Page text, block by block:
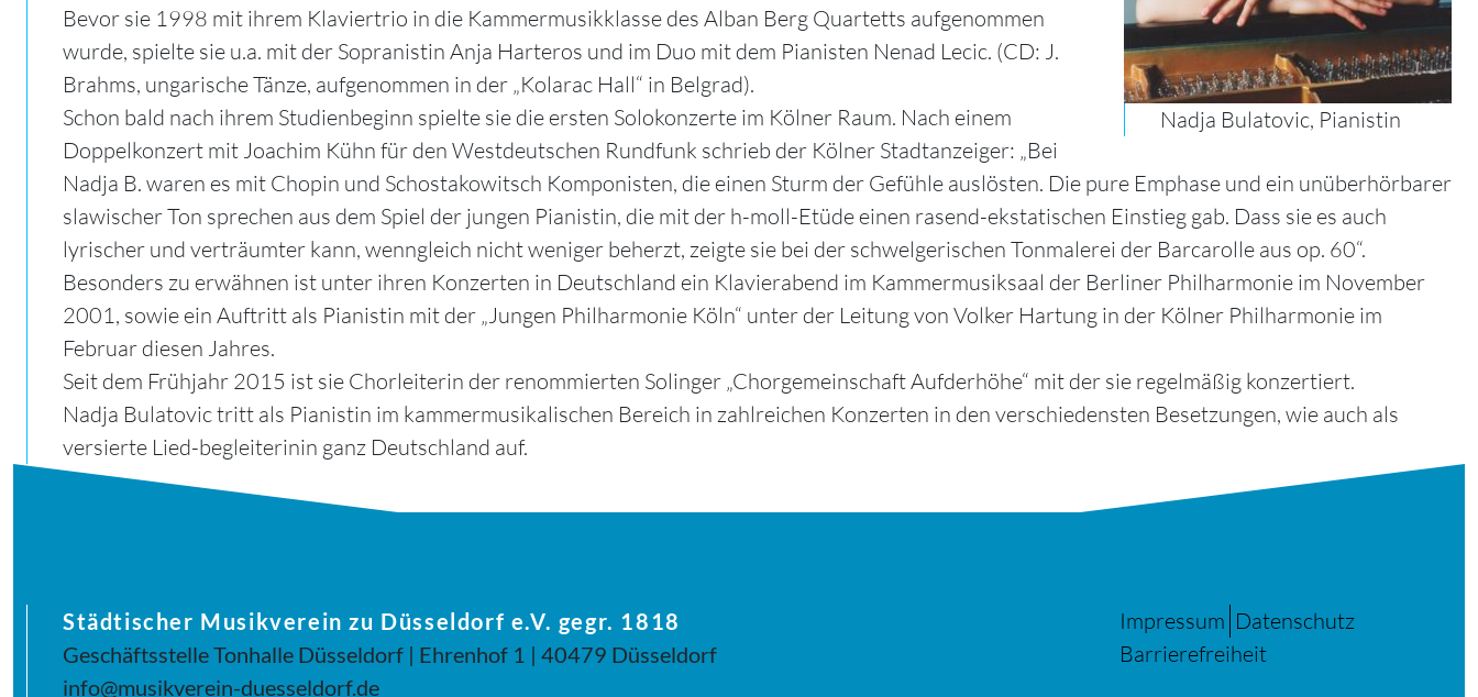
Nadja Bulatovic, Pianistin
Bevor sie 1998 mit ihrem Klaviertrio in die Kammermusikklasse des Alban Berg Quartetts aufgenommen
wurde, spielte sie u.a. mit der Sopranistin Anja Harteros und im Duo mit dem Pianisten Nenad Lecic. (CD: J.
Brahms, ungarische Tänze, aufgenommen in der „Kolarac Hall“ in Belgrad).
Schon bald nach ihrem Studienbeginn spielte sie die ersten Solokonzerte im Kölner Raum. Nach einem
Doppelkonzert mit Joachim Kühn für den Westdeutschen Rundfunk schrieb der Kölner Stadtanzeiger: „Bei
Nadja B. waren es mit Chopin und Schostakowitsch Komponisten, die einen Sturm der Gefühle auslösten. Die pure Emphase und ein unüberhörbarer
slawischer Ton sprechen aus dem Spiel der jungen Pianistin, die mit der h-moll-Etüde einen rasend-ekstatischen Einstieg gab. Dass sie es auch
lyrischer und verträumter kann, wenngleich nicht weniger beherzt, zeigte sie bei der schwelgerischen Tonmalerei der Barcarolle aus op. 60“.
Besonders zu erwähnen ist unter ihren Konzerten in Deutschland ein Klavierabend im Kammermusiksaal der Berliner Philharmonie im November
2001, sowie ein Auftritt als Pianistin mit der „Jungen Philharmonie Köln“ unter der Leitung von Volker Hartung in der Kölner Philharmonie im
Februar diesen Jahres.
Seit dem Frühjahr 2015 ist sie Chorleiterin der renommierten Solinger „Chorgemeinschaft Aufderhöhe“ mit der sie regelmäßig konzertiert.
Nadja Bulatovic tritt als Pianistin im kammermusikalischen Bereich in zahlreichen Konzerten in den verschiedensten Besetzungen, wie auch als
versierte Lied-begleiterinin ganz Deutschland auf.
Städtischer Musikverein zu Düsseldorf e.V. gegr. 1818
Geschäftsstelle Tonhalle Düsseldorf | Ehrenhof 1 | 40479 Düsseldorf
info@musikverein-duesseldorf.de
Impressum Datenschutz
Barrierefreiheit